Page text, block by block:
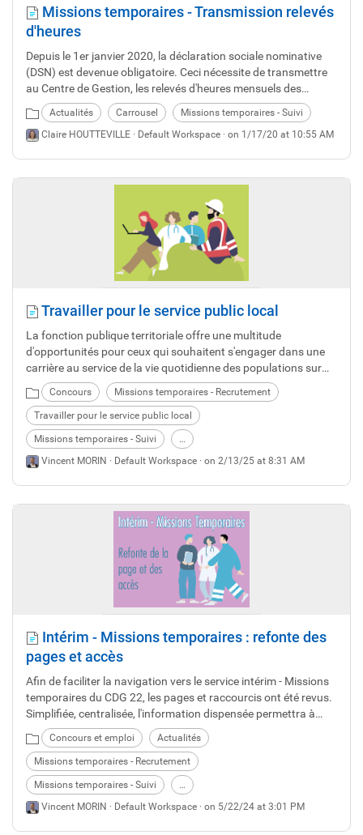
Missions temporaires - Transmission relevés
d'heures
Depuis le 1er janvier 2020, la déclaration sociale nominative
(DSN) est devenue obligatoire. Ceci nécessite de transmettre
au Centre de Gestion, les relevés d'heures mensuels des
agents relevant des missions temporaires, au plus tard le 1er
jour du mois suivant. Nous remercions les agents et
collectivités d'accueil pour leur coopération sur cette mise en
Actualités Carrousel
Missions temporaires - Suivi
Claire HOUTTEVILLE · Default Workspace · on 1/17/20 at 10:55 AM
Travailler pour le service public local
La fonction publique territoriale offre une multitude
d'opportunités pour ceux qui souhaitent s'engager dans une
carrière au service de la vie quotidienne des populations sur
nos territoires.
Concours Missions temporaires - Recrutement
Travailler pour le service public local
Missions temporaires - Suivi
…
Vincent MORIN · Default Workspace · on 2/13/25 at 8:31 AM
Intérim - Missions temporaires : refonte des
pages et accès
Afin de faciliter la navigation vers le service intérim - Missions
temporaires du CDG 22, les pages et raccourcis ont été revus.
Simplifiée, centralisée, l'information dispensée permettra à
chacun d'accéder aux services souhaités en un minimum de
clics. Présentation de ces évolutions en ligne depuis le 6 mai.
Concours et emploi Actualités
Missions temporaires - Recrutement
Missions temporaires - Suivi
…
Vincent MORIN · Default Workspace · on 5/22/24 at 3:01 PM